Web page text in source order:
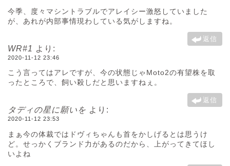
今季、度々マシントラブルでアレイシー激怒していました
が、あれが内部事情現わしている気がしますね。
返信
WR#1 より:
2020-11-12 23:46
こう言ってはアレですが、今の状態じゃMoto2の有望株を取
ったところで、飼い殺しだと思いますねぇ。
返信
タディの星に願いを より:
2020-11-12 23:53
まぁ今の体裁ではドヴィちゃんも首をかしげるとは思うけ
ど。せっかくブランド力があるのだから、上がってきてほし
いよね